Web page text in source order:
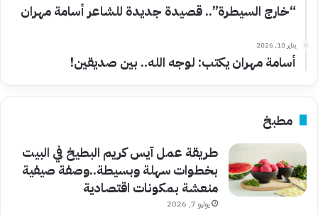
“خارج السيطرة”.. قصيدة جديدة للشاعر أسامة مهران
يناير 10, 2026
أسامة مهران يكتب: لوجه الله.. بين صديقين!
مطبخ
طريقة عمل آيس كريم البطيخ في البيت
بخطوات سهلة وبسيطة..وصفة صيفية
منعشة بمكونات اقتصادية
يوليو 7, 2026